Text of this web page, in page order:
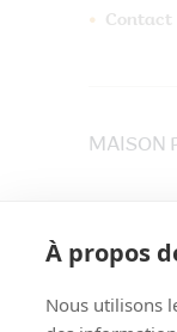
À propos
Nous utilisons
Contact
MAISON
Tél. 04 79